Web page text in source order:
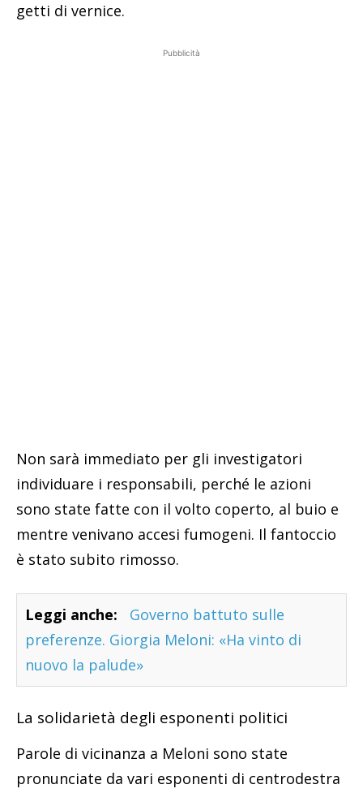
getti di vernice.
Pubblicità
Non sarà immediato per gli investigatori
individuare i responsabili, perché le azioni
sono state fatte con il volto coperto, al buio e
mentre venivano accesi fumogeni. Il fantoccio
è stato subito rimosso.
Leggi anche:
Governo battuto sulle
preferenze. Giorgia Meloni: «Ha vinto di
nuovo la palude»
La solidarietà degli esponenti politici
Parole di vicinanza a Meloni sono state
pronunciate da vari esponenti di centrodestra